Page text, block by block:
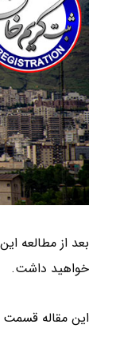
بعد از مطالعه
خواهید داشت.
این مقاله قسمت